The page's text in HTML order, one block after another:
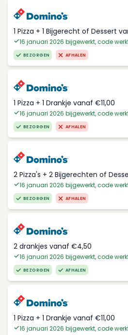
1 Pizza + 1 Bijgerecht of Dessert
16 januari 2026 bijgewerkt, code
BEZORGEN AFHALEN
1 Pizza + 1 Drankje vanaf €11,00
16 januari 2026 bijgewerkt, code
BEZORGEN AFHALEN
2 Pizza's + 2 Bijgerechten of
16 januari 2026 bijgewerkt, code
BEZORGEN AFHALEN
2 drankjes vanaf €4,50
16 januari 2026 bijgewerkt, code
BEZORGEN AFHALEN
1 Pizza + 1 Drankje vanaf €11,00
16 januari 2026 bijgewerkt, code